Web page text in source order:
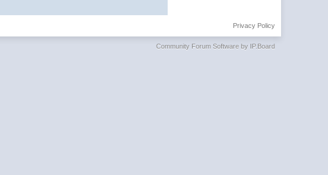
Privacy Policy
Community Forum Software by IP.Board